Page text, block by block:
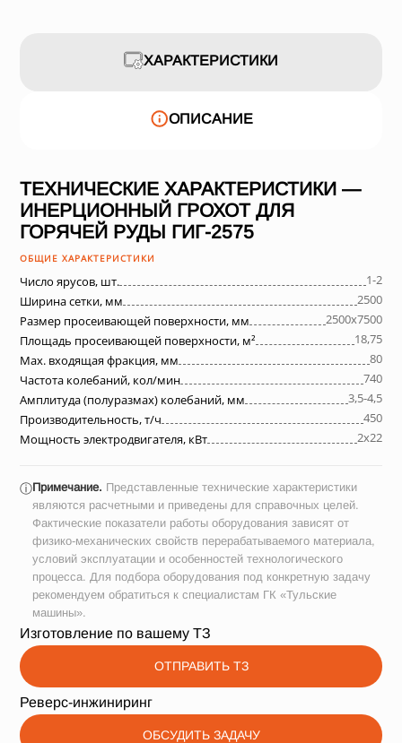
ХАРАКТЕРИСТИКИ
ОПИСАНИЕ
ТЕХНИЧЕСКИЕ ХАРАКТЕРИСТИКИ —
ИНЕРЦИОННЫЙ ГРОХОТ ДЛЯ
ГОРЯЧЕЙ РУДЫ ГИГ-2575
ОБЩИЕ ХАРАКТЕРИСТИКИ
Число ярусов, шт.
1-2
Ширина сетки, мм
2500
Размер просеивающей поверхности, мм
2500х7500
Площадь просеивающей поверхности, м²
18,75
Max. входящая фракция, мм
80
Частота колебаний, кол/мин
740
Амплитуда (полуразмах) колебаний, мм
3,5-4,5
Производительность, т/ч
450
Мощность электродвигателя, кВт
2х22
ⓘПримечание. Представленные технические характеристики
являются расчетными и приведены для справочных целей.
Фактические показатели работы оборудования зависят от
физико-механических свойств перерабатываемого материала,
условий эксплуатации и особенностей технологического
процесса. Для подбора оборудования под конкретную задачу
рекомендуем обратиться к специалистам ГК «Тульские
машины».
Изготовление по вашему ТЗ
ОТПРАВИТЬ ТЗ
Реверс-инжиниринг
ОБСУДИТЬ ЗАДАЧУ